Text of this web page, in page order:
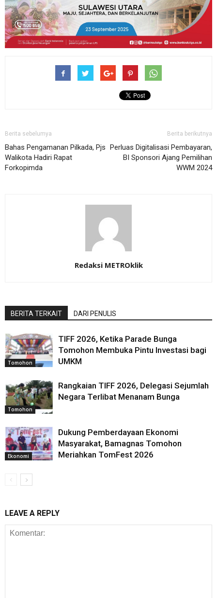
Berita sebelumya
Bahas Pengamanan Pilkada, Pjs
Walikota Hadiri Rapat
Forkopimda
Berita berikutnya
Perluas Digitalisasi Pembayaran,
BI Sponsori Ajang Pemilihan
WWM 2024
Redaksi METROklik
BERITA TERKAIT DARI PENULIS
Tomohon
TIFF 2026, Ketika Parade Bunga
Tomohon Membuka Pintu Investasi bagi
UMKM
Tomohon
Rangkaian TIFF 2026, Delegasi Sejumlah
Negara Terlibat Menanam Bunga
Ekonomi
Dukung Pemberdayaan Ekonomi
Masyarakat, Bamagnas Tomohon
Meriahkan TomFest 2026
LEAVE A REPLY